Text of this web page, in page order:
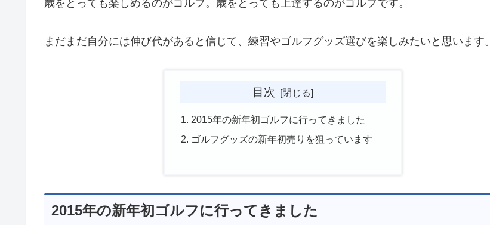
歳をとっても楽しめるのがゴルフ。歳をとっても上達するのがゴルフです。
まだまだ自分には伸び代があると信じて、練習やゴルフグッズ選びを楽しみたいと思います。
目次
2015年の新年初ゴルフに行ってきました
ゴルフグッズの新年初売りを狙っています
2015年の新年初ゴルフに行ってきました